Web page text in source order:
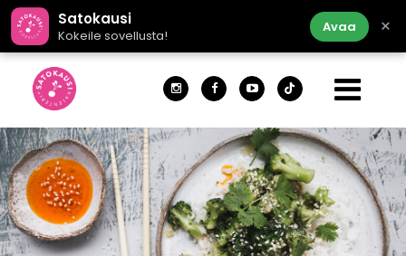
Satokausi
Kokeile sovellusta!
Avaa ×